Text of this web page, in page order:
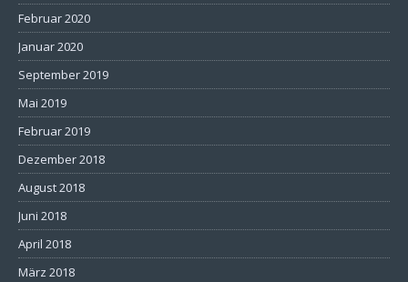
Februar 2020
Januar 2020
September 2019
Mai 2019
Februar 2019
Dezember 2018
August 2018
Juni 2018
April 2018
März 2018